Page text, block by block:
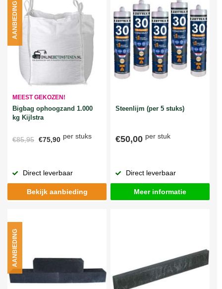
MEEST GEKOZEN!
Bigbag ophoogzand 1.000
kg Kijlstra
€85,95 €75,90 per stuks
AANBIEDING
Direct leverbaar
Bekijk aanbieding
Steenlijm (per 5 stuks)
€50,00 per stuk
Direct leverbaar
Meer informatie
AANBIEDING